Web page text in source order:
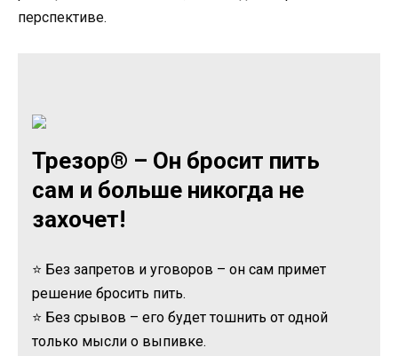
перспективе.
Трезор® – Он бросит пить
сам и больше никогда не
захочет!
⭐ Без запретов и уговоров – он сам примет
решение бросить пить.
⭐ Без срывов – его будет тошнить от одной
только мысли о выпивке.